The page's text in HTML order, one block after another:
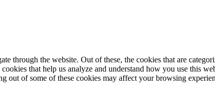
through the website. Out of these, the cookies that are
that help us analyze and understand how you use this
out of some of these cookies may affect your browsing